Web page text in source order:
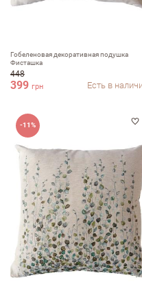
Гобеленовая декоративная подушка
Фисташка
448
399 грн Есть в
-11%